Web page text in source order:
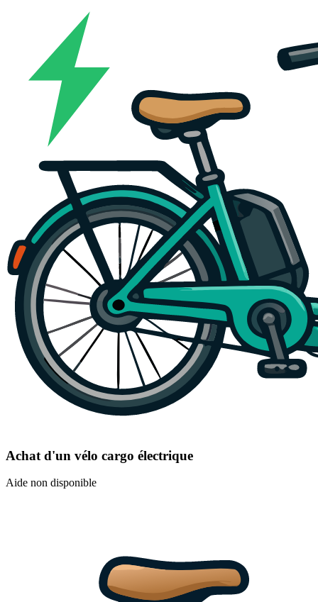
Achat d'un vélo cargo électrique
Aide non disponible